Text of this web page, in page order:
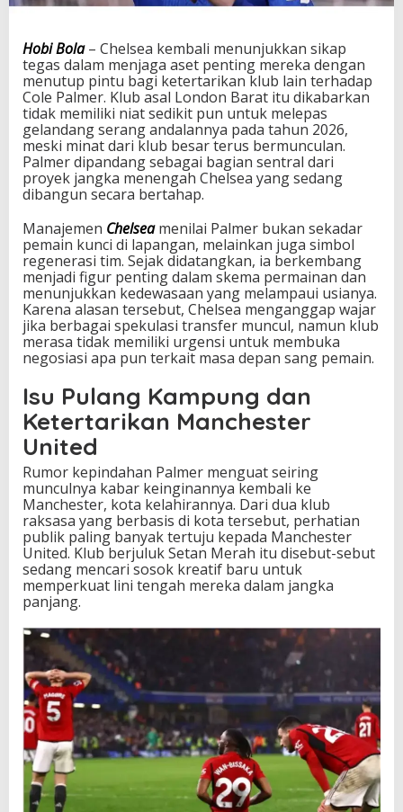
P
e
t
a
h
a
n
k
a
C
o
l
e
P
a
l
m
e
r
Hobi Bola– Chelsea kembali menunjukkan sikap
tegas dalam menjaga aset penting mereka dengan
menutup pintu bagi ketertarikan klub lain terhadap
Cole Palmer. Klub asal London Barat itu dikabarkan
tidak memiliki niat sedikit pun untuk melepas
gelandang serang andalannya pada tahun 2026,
meski minat dari klub besar terus bermunculan.
Palmer dipandang sebagai bagian sentral dari
proyek jangka menengah Chelsea yang sedang
dibangun secara bertahap.
Manajemen Chelseamenilai Palmer bukan sekadar
pemain kunci di lapangan, melainkan juga simbol
regenerasi tim. Sejak didatangkan, ia berkembang
menjadi figur penting dalam skema permainan dan
menunjukkan kedewasaan yang melampaui usianya.
Karena alasan tersebut, Chelsea menganggap wajar
jika berbagai spekulasi transfer muncul, namun klub
merasa tidak memiliki urgensi untuk membuka
negosiasi apa pun terkait masa depan sang pemain.
Isu Pulang Kampung dan
Ketertarikan Manchester
United
Rumor kepindahan Palmer menguat seiring
munculnya kabar keinginannya kembali ke
Manchester, kota kelahirannya. Dari dua klub
raksasa yang berbasis di kota tersebut, perhatian
publik paling banyak tertuju kepada Manchester
United. Klub berjuluk Setan Merah itu disebut-sebut
sedang mencari sosok kreatif baru untuk
memperkuat lini tengah mereka dalam jangka
panjang.